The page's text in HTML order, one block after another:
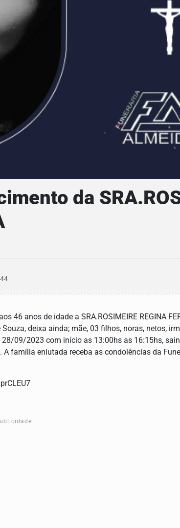
da
46 anos de idade a SRA.ROSIMEIRE REGINA
deixa ainda; mãe, 03 filhos, noras, netos,
09/2023 com início as 13:00hs as 16:15hs,
família enlutada receba as condolências da